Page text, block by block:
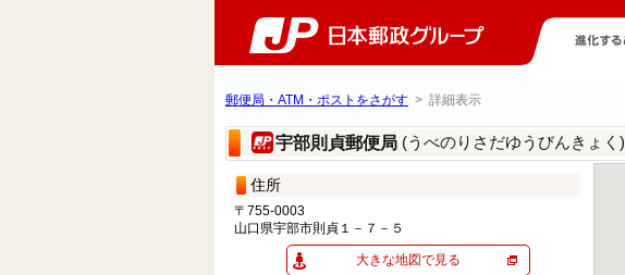
郵便局・ATM・ポストをさがす > 詳細表示
宇部則貞郵便局 (うべのりさだゆうびんきょく)
住所
〒755-0003
山口県宇部市則貞１－７－５
大きな地図で見る